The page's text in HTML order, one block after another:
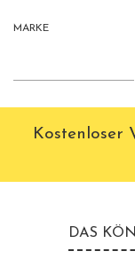
MARKE
Kostenloser
DAS